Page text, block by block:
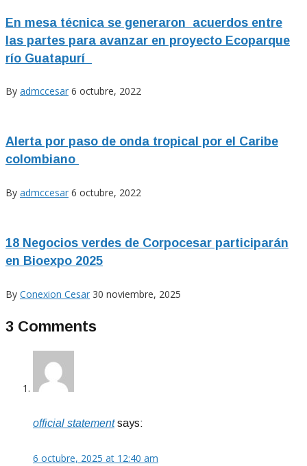
En mesa técnica se generaron acuerdos entre
las partes para avanzar en proyecto Ecoparque
río Guatapurí
By admccesar 6 octubre, 2022
Alerta por paso de onda tropical por el Caribe
colombiano
By admccesar 6 octubre, 2022
18 Negocios verdes de Corpocesar participarán
en Bioexpo 2025
By Conexion Cesar 30 noviembre, 2025
3 Comments
official statement says:
6 octubre, 2025 at 12:40 am